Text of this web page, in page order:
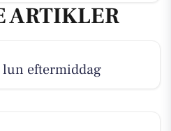
ARTIKLER
lun eftermiddag